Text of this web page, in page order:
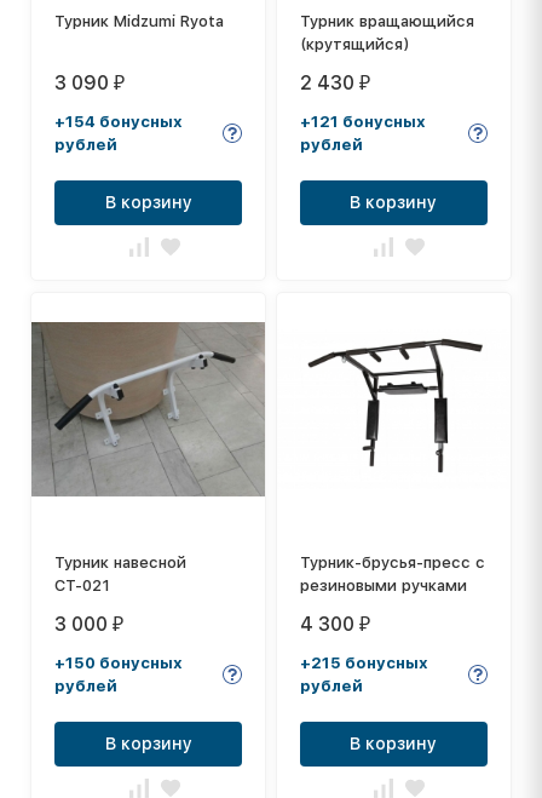
Турник Midzumi Ryota
3 090₽
+154 бонусных
рублей
В корзину
Турник вращающийся
(крутящийся)
2 430₽
+121 бонусных
рублей
В корзину
Турник навесной
СТ-021
3 000₽
+150 бонусных
рублей
В корзину
Турник-брусья-пресс с
резиновыми ручками
4 300₽
+215 бонусных
рублей
В корзину